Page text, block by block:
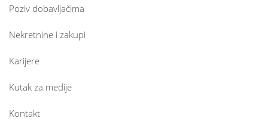
Poziv dobavljačima
Nekretnine i zakupi
Karijere
Kutak za medije
Kontakt